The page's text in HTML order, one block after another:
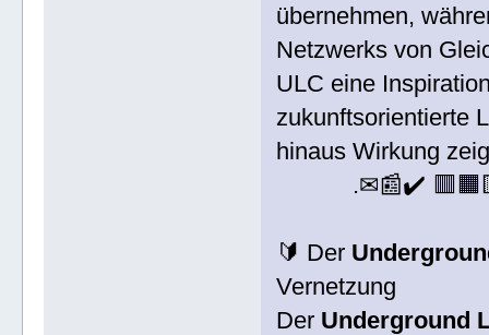
übernehmen,
Netzwerks von
ULC eine
zukunftsorientierte
hinaus Wirkung
.✉📰✔️
🔰 Der
Vernetzung
Der Underground